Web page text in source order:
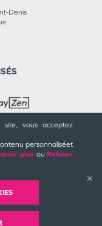
vous acceptez
personnaliséet
plusou Refuser
Denis